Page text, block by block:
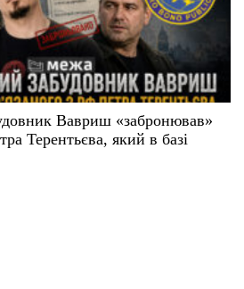
Вавриш «забронював»
Терентьєва, який в базі